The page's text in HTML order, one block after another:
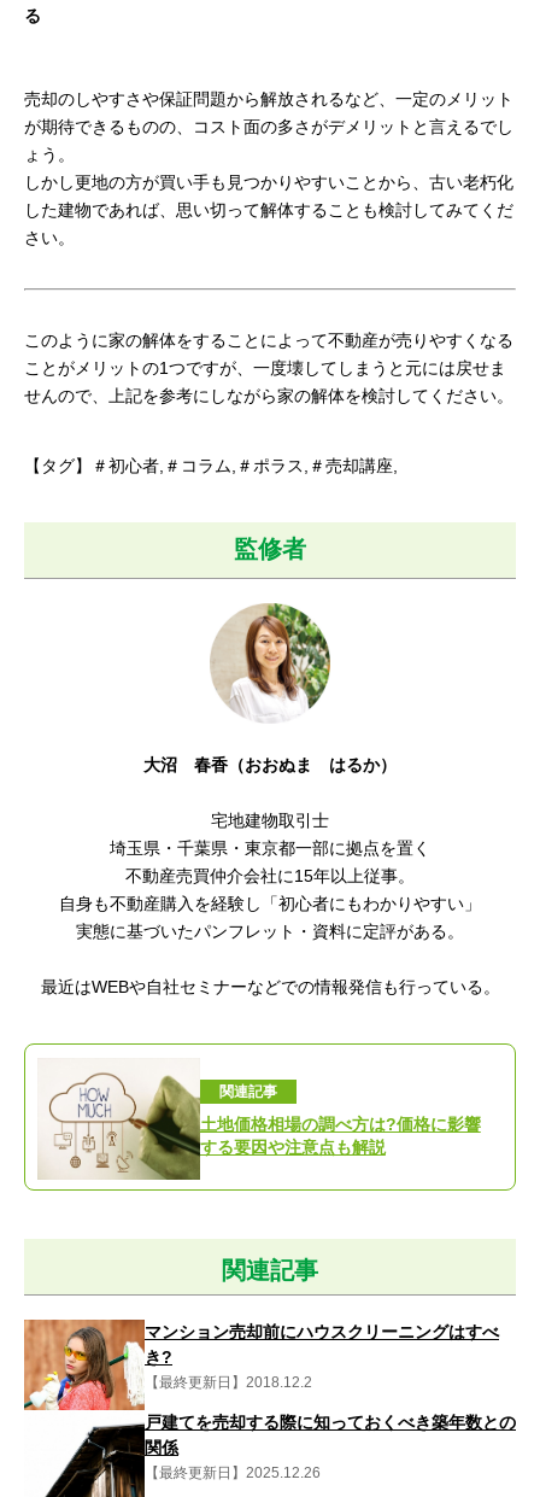
る
売却のしやすさや保証問題から解放されるなど、一定のメリット
が期待できるものの、コスト面の多さがデメリットと言えるでし
ょう。
しかし更地の方が買い手も見つかりやすいことから、古い老朽化
した建物であれば、思い切って解体することも検討してみてくだ
さい。
このように家の解体をすることによって不動産が売りやすくなる
ことがメリットの1つですが、一度壊してしまうと元には戻せま
せんので、上記を参考にしながら家の解体を検討してください。
【タグ】＃初心者,＃コラム,＃ポラス,＃売却講座,
監修者
大沼 春香（おおぬま はるか）
宅地建物取引士
埼玉県・千葉県・東京都一部に拠点を置く
不動産売買仲介会社に15年以上従事。
自身も不動産購入を経験し「初心者にもわかりやすい 」
実態に基づいたパンフレット・資料に定評がある。
最近はWEBや自社セミナーなどでの情報発信も行っている。
関連記事
土地価格相場の調べ方は?価格に影響
する要因や注意点も解説
関連記事
マンション売却前にハウスクリーニングはすべ
き?
【最終更新日】2018.12.2
戸建てを売却する際に知っておくべき築年数との
関係
【最終更新日】2025.12.26